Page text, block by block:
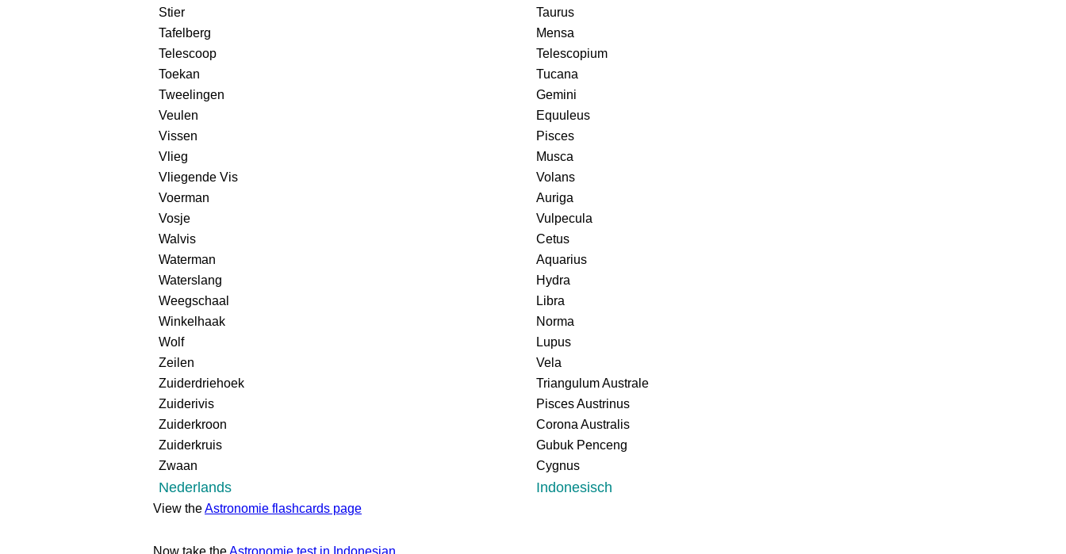
Stier
Taurus
Tafelberg
Mensa
Telescoop
Telescopium
Toekan
Tucana
Tweelingen
Gemini
Veulen
Equuleus
Vissen
Pisces
Vlieg
Musca
Vliegende Vis
Volans
Voerman
Auriga
Vosje
Vulpecula
Walvis
Cetus
Waterman
Aquarius
Waterslang
Hydra
Weegschaal
Libra
Winkelhaak
Norma
Wolf
Lupus
Zeilen
Vela
Zuiderdriehoek
Triangulum Australe
Zuiderivis
Pisces Austrinus
Zuiderkroon
Corona Australis
Zuiderkruis
Gubuk Penceng
Zwaan
Cygnus
Nederlands Indonesisch
View theAstronomie flashcards page
Now take the Astronomie test in Indonesian